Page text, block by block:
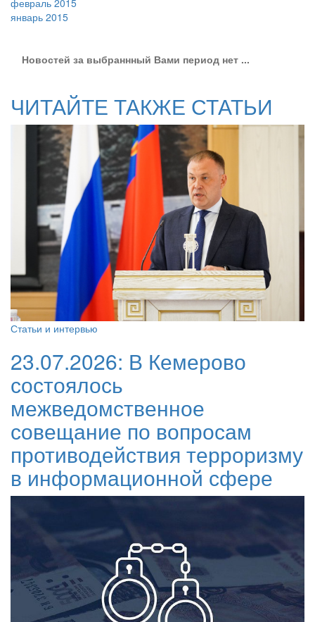
февраль 2015
январь 2015
Новостей за выбраннный Вами период нет ...
ЧИТАЙТЕ ТАКЖЕ СТАТЬИ
Статьи и интервью
23.07.2026: В Кемерово
состоялось
межведомственное
совещание по вопросам
противодействия терроризму
в информационной сфере